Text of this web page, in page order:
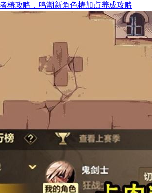
椿攻略，鸣潮新角色椿加点养成攻略